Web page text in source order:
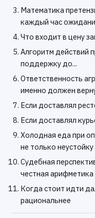
Математика
каждый час
Что входит в цену
Алгоритм действий
поддержку до...
Ответственность
именно должен
Если доставлял
Если доставлял
Холодная еда при
не только неустойку
Судебная
честная арифметика
Когда стоит идти
рациональнее